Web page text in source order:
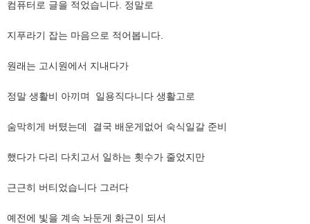
컴퓨터로 글을 적었습니다. 정말로
​지푸라기 잡는 마음으로 적어봅니다.
​원래는 고시원에서 지내다가
정말 생활비 아끼며 일용직다니다 생활고로
​​숨막히게 버텼는데 결국 배운게없어 숙식일갈 준비
​했다가 다리 다치고서 일하는 횟수가 줄었지만
​근근히 버티었습니다 그러다
예전에 ​빛을 계속 놔둔게 화근이 되서